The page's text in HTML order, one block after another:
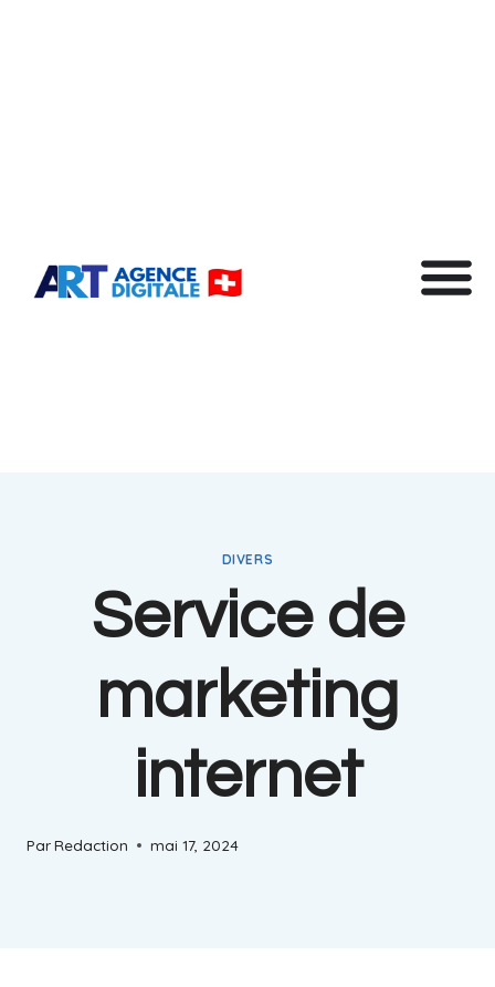
DIVERS
Service de
marketing
internet
ParRedaction mai 17, 2024